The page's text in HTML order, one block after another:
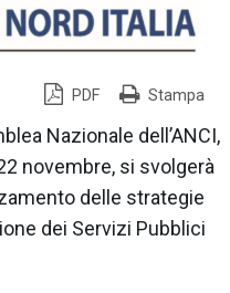
PDF Stampa
Nazionale dell’ANCI,
novembre, si svolgerà
delle strategie
dei Servizi Pubblici